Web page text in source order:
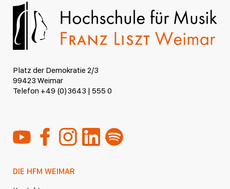
Platz der Demokratie 2/3
99423 Weimar
Telefon +49 (0)3643 | 555 0
DIE HFM WEIMAR